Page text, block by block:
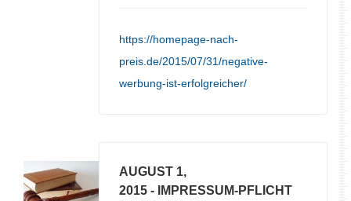
https://homepage-nach-
preis.de/2015/07/31/negative-
werbung-ist-erfolgreicher/
AUGUST 1,
2015 - IMPRESSUM-PFLICHT